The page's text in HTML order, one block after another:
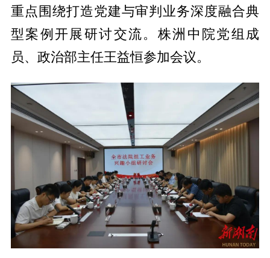
重点围绕打造党建与审判业务深度融合典
型案例开展研讨交流。株洲中院党组成
员、政治部主任王益恒参加会议。